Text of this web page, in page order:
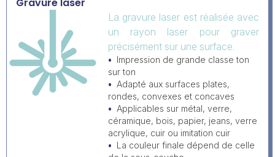
La gravure laser est réalisée avec
un rayon laser pour graver
précisément sur une surface.
Impression de grande classe ton
sur ton
Adapté aux surfaces plates,
rondes, convexes et concaves
Applicables sur métal, verre,
céramique, bois, papier, jeans, verre
acrylique, cuir ou imitation cuir
La couleur finale dépend de celle